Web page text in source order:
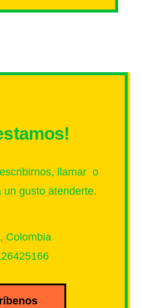
llamar o
gusto atenderte.
Colombia